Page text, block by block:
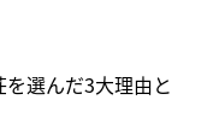
選んだ3大理由と